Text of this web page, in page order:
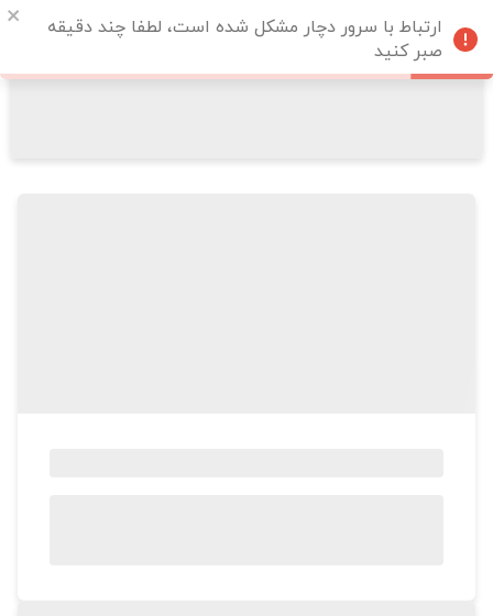
ارتباط با سرور دچار مشکل شده است، لطفا چند دقیقه
صبر کنید